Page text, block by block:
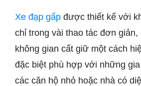
Xe đạp gấp được thiết kế với
chỉ trong vài thao tác đơn giản,
không gian cất giữ một cách
đặc biệt phù hợp với những
các căn hộ nhỏ hoặc nhà có